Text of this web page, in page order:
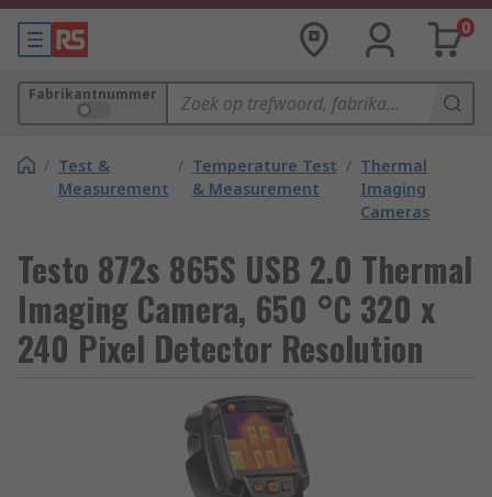
0
Fabrikantnummer
/ Test &
Measurement
/ Temperature Test
& Measurement
/ Thermal
Imaging
Cameras
Testo 872s 865S USB 2.0 Thermal
Imaging Camera, 650 °C 320 x
240 Pixel Detector Resolution